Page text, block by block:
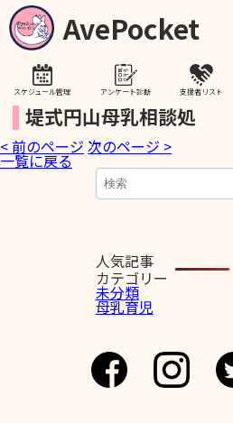
AvePocket
スケジュール管理 アンケート診断 支援者リスト
トップ
赤ちゃんが生まれたら
授乳期間を通して
助産院検索
卒乳を考え始めたら
堤式円山母乳相談処
< 前のページ 次のページ >
一覧に戻る
人気記事
カテゴリー
未分類
母乳育児